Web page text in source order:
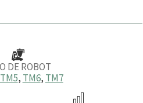
u
DE ROBOT
TM5, TM6, TM7